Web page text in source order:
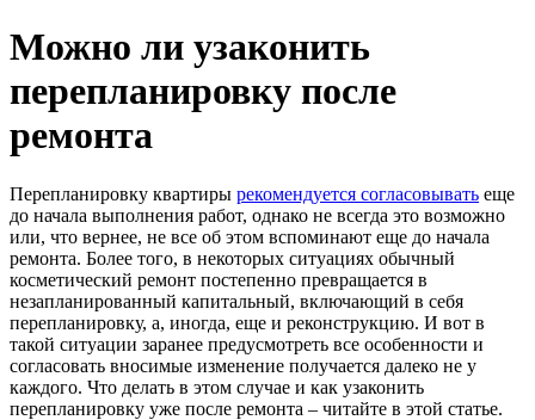
Можно ли узаконить
перепланировку после
ремонта
Перепланировку квартиры рекомендуется согласовывать еще
до начала выполнения работ, однако не всегда это возможно
или, что вернее, не все об этом вспоминают еще до начала
ремонта. Более того, в некоторых ситуациях обычный
косметический ремонт постепенно превращается в
незапланированный капитальный, включающий в себя
перепланировку, а, иногда, еще и реконструкцию. И вот в
такой ситуации заранее предусмотреть все особенности и
согласовать вносимые изменение получается далеко не у
каждого. Что делать в этом случае и как узаконить
перепланировку уже после ремонта – читайте в этой статье.